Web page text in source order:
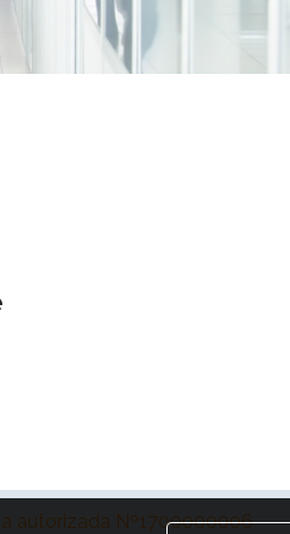
autorizada Nº1700000006